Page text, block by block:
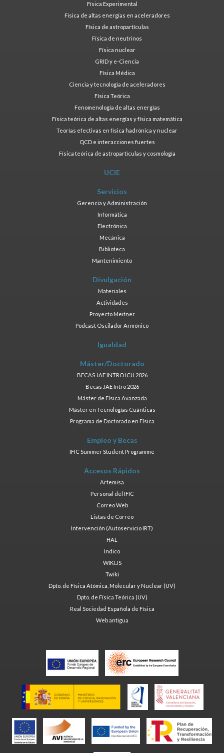
Física Experimental
Física de altas energías en aceleradores
Física de astropartículas
Física de neutrinos
Física nuclear
GRID y e-Ciencia
Física Médica
Ciencia y tecnología de aceleradores
Física Teórica
Fenomenología de altas energías
Física teórica de altas energías y física matemática
Teorías efectivas en física hadrónica y nuclear
QCD e interacciones fuertes
Física teórica de astropartículas y cosmología
UCIE
Servicios
Gerencia y Administración
Informática
Electrónica
Mecánica
Biblioteca
Mantenimiento
Divulgación
Materiales
Actividades
Proyecto Meitner
Podcast Oscilador Armónico
Igualdad
Máster/Doctorado
BECAS JAE INTRO ICU 2026
Becas JAE Intro 2026
Máster de Física Avanzada
Máster en Tecnologías Cuánticas
Programa de Doctorado en Física
Empleo y Becas
IFIC Summer Student Programme
Accesos Rápidos
Artemisa
Personal del IFIC
Correo Web
Listas de Correo
Intervención (Autoservicio IRT)
HAL
Indico
WIKI.JS
Twiki
Dpto. de Física Atómica, Molecular y Nuclear (UV)
Dpto. de Física Teórica (UV)
Real Sociedad Española de Física
Web antigua